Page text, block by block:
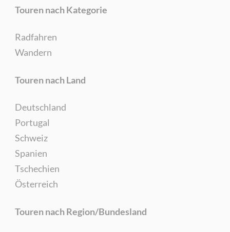
Touren nach Kategorie
Radfahren
Wandern
Touren nach Land
Deutschland
Portugal
Schweiz
Spanien
Tschechien
Österreich
Touren nach Region/Bundesland